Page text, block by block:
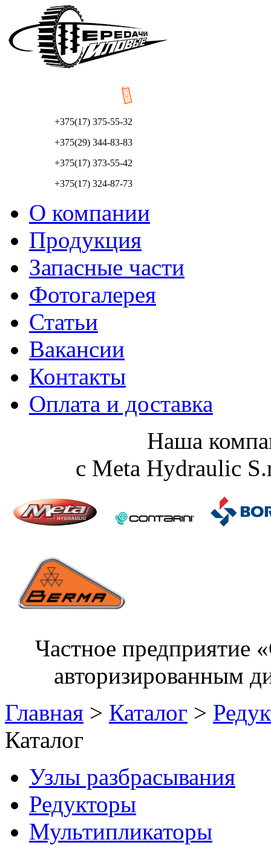
+375(17) 375-55-32
+375(29) 344-83-83
+375(17) 373-55-42
+375(17) 324-87-73
О компании
Продукция
Запасные части
Фотогалерея
Статьи
Вакансии
Контакты
Оплата и доставка
Наша
с Meta Hydraulic
Частное предприятие
авторизированным
Главная > Каталог >
Каталог
Узлы разбрасывания
Редукторы
Мультипликаторы